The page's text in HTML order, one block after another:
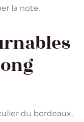
la note.
du bordeaux,